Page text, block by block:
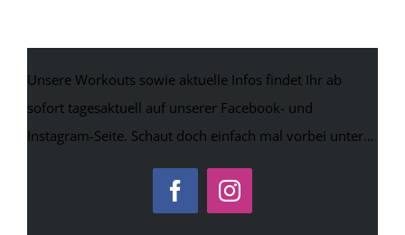
Unsere Workouts sowie aktuelle Infos findet Ihr ab
sofort tagesaktuell auf unserer Facebook- und
Instagram-Seite. Schaut doch einfach mal vorbei unter…